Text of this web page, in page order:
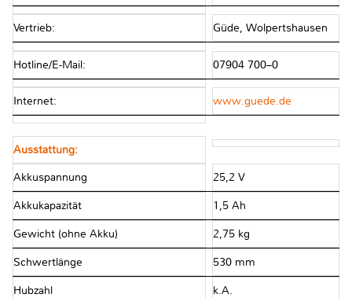
Vertrieb: Güde, Wolpertshausen
Hotline/E-Mail: 07904 700–0
Internet: www.guede.de
Ausstattung:
Akkuspannung 25,2 V
Akkukapazität 1,5 Ah
Gewicht (ohne Akku) 2,75 kg
Schwertlänge 530 mm
Hubzahl k.A.